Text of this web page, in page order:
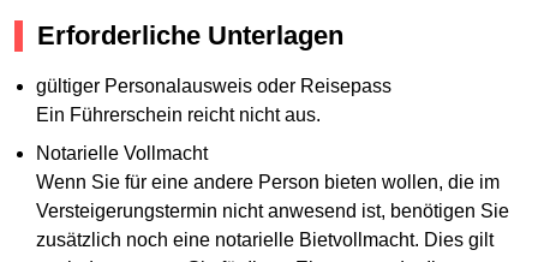
Erforderliche Unterlagen
gültiger Personalausweis oder Reisepass
Ein Führerschein reicht nicht aus.
Notarielle Vollmacht
Wenn Sie für eine andere Person bieten wollen, die im
Versteigerungstermin nicht anwesend ist, benötigen Sie
zusätzlich noch eine notarielle Bietvollmacht. Dies gilt